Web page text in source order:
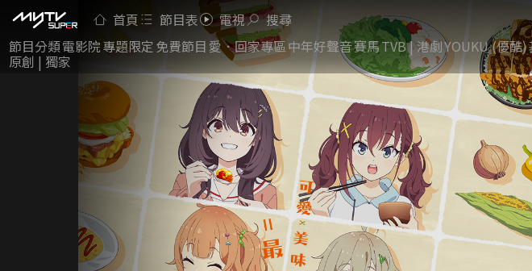
首頁 節目表 電視 搜尋
節目分類電影院專題限定 免費節目 愛．回家專區中年好聲音賽馬TVB | 港劇YOUKU (優酷)
原創 | 獨家